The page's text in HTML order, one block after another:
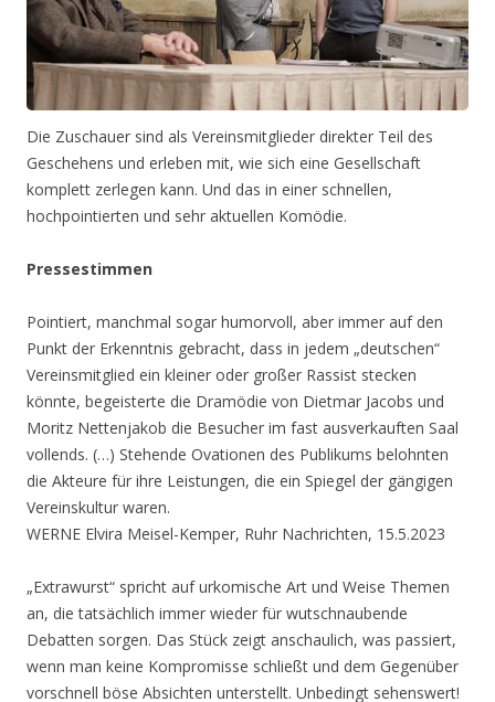
Die Zuschauer sind als Vereinsmitglieder direkter Teil des
Geschehens und erleben mit, wie sich eine Gesellschaft
komplett zerlegen kann. Und das in einer schnellen,
hochpointierten und sehr aktuellen Komödie.
Pressestimmen
Pointiert, manchmal sogar humorvoll, aber immer auf den
Punkt der Erkenntnis gebracht, dass in jedem „deutschen“
Vereinsmitglied ein kleiner oder großer Rassist stecken
könnte, begeisterte die Dramödie von Dietmar Jacobs und
Moritz Nettenjakob die Besucher im fast ausverkauften Saal
vollends. (…) Stehende Ovationen des Publikums belohnten
die Akteure für ihre Leistungen, die ein Spiegel der gängigen
Vereinskultur waren.
WERNE Elvira Meisel-Kemper, Ruhr Nachrichten, 15.5.2023
„Extrawurst“ spricht auf urkomische Art und Weise Themen
an, die tatsächlich immer wieder für wutschnaubende
Debatten sorgen. Das Stück zeigt anschaulich, was passiert,
wenn man keine Kompromisse schließt und dem Gegenüber
vorschnell böse Absichten unterstellt. Unbedingt sehenswert!